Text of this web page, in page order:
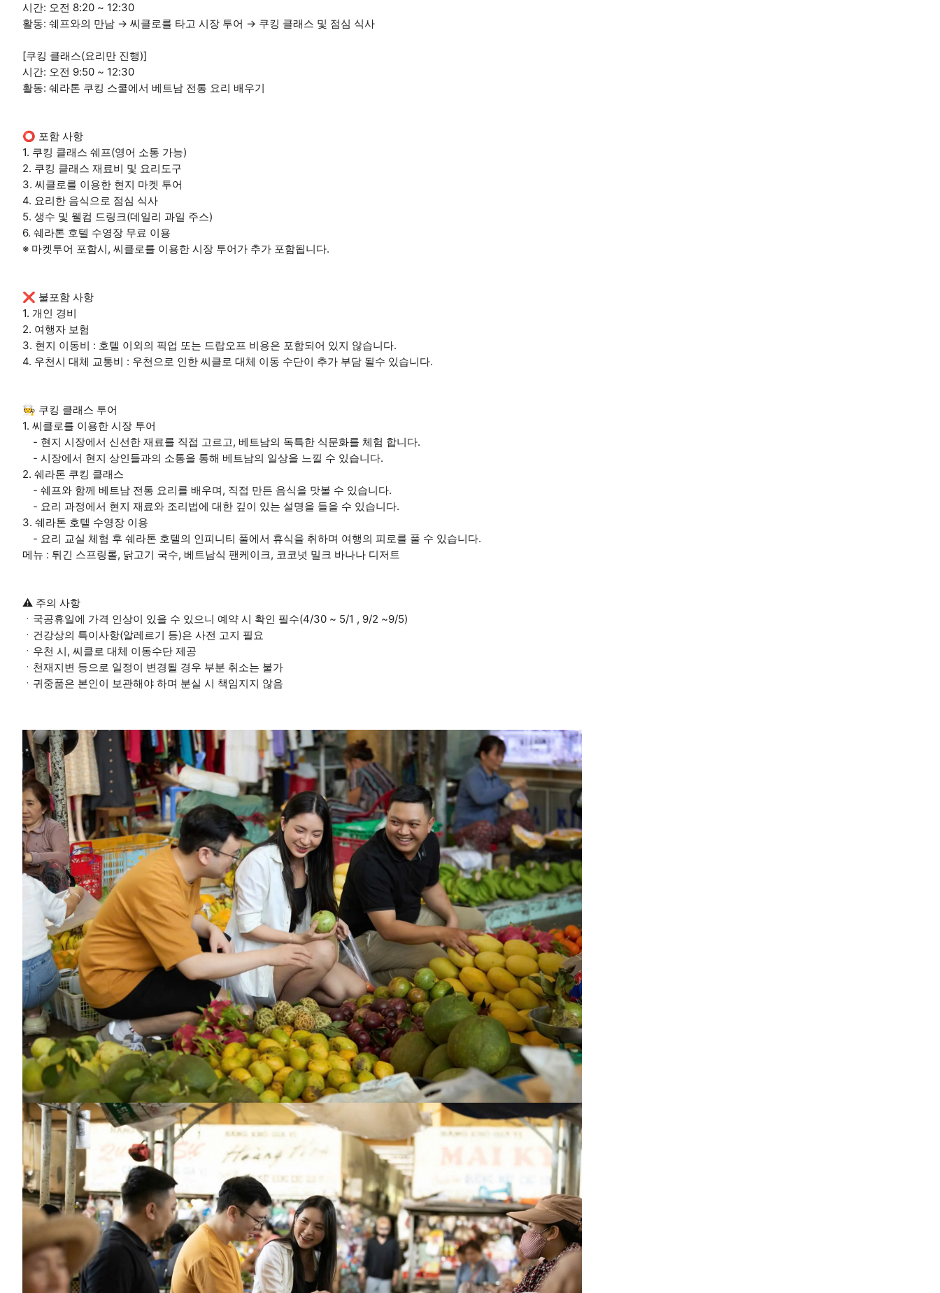
시간: 오전 8:20 ~ 12:30
활동: 쉐프와의 만남 → 씨클로를 타고 시장 투어 → 쿠킹 클래스 및 점심 식사
[쿠킹 클래스(요리만 진행)]
시간: 오전 9:50 ~ 12:30
활동: 쉐라톤 쿠킹 스쿨에서 베트남 전통 요리 배우기
⭕ 포함 사항
1. 쿠킹 클래스 쉐프(영어 소통 가능)
2. 쿠킹 클래스 재료비 및 요리도구
3. 씨클로를 이용한 현지 마켓 투어
4. 요리한 음식으로 점심 식사
5. 생수 및 웰컴 드링크(데일리 과일 주스)
6. 쉐라톤 호텔 수영장 무료 이용
※ 마켓투어 포함시, 씨클로를 이용한 시장 투어가 추가 포함됩니다.
❌ 불포함 사항
1. 개인 경비
2. 여행자 보험
3. 현지 이동비 : 호텔 이외의 픽업 또는 드랍오프 비용은 포함되어 있지 않습니다.
4. 우천시 대체 교통비 : 우천으로 인한 씨클로 대체 이동 수단이 추가 부담 될수 있습니다.
🧑‍🍳 쿠킹 클래스 투어
1. 씨클로를 이용한 시장 투어
- 현지 시장에서 신선한 재료를 직접 고르고, 베트남의 독특한 식문화를 체험 합니다.
- 시장에서 현지 상인들과의 소통을 통해 베트남의 일상을 느낄 수 있습니다.
2. 쉐라톤 쿠킹 클래스
- 쉐프와 함께 베트남 전통 요리를 배우며, 직접 만든 음식을 맛볼 수 있습니다.
- 요리 과정에서 현지 재료와 조리법에 대한 깊이 있는 설명을 들을 수 있습니다.
3. 쉐라톤 호텔 수영장 이용
- 요리 교실 체험 후 쉐라톤 호텔의 인피니티 풀에서 휴식을 취하며 여행의 피로를 풀 수 있습니다.
메뉴 : 튀긴 스프링롤, 닭고기 국수, 베트남식 팬케이크, 코코넛 밀크 바나나 디저트
⚠ 주의 사항
ㆍ국공휴일에 가격 인상이 있을 수 있으니 예약 시 확인 필수(4/30 ~ 5/1 , 9/2 ~9/5)
ㆍ건강상의 특이사항(알레르기 등)은 사전 고지 필요
ㆍ우천 시, 씨클로 대체 이동수단 제공
ㆍ천재지변 등으로 일정이 변경될 경우 부분 취소는 불가
ㆍ귀중품은 본인이 보관해야 하며 분실 시 책임지지 않음